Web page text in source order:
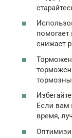
помогает
снижает
Если вам
время,